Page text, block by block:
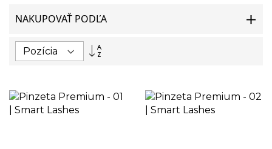
NAKUPOVAŤ PODĽA
Nastaviť